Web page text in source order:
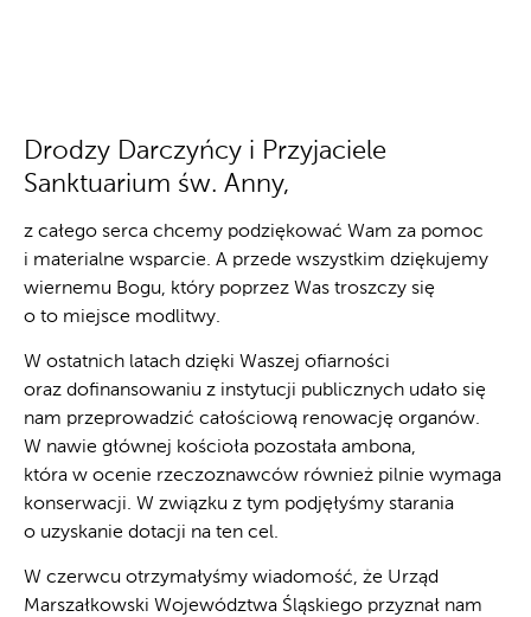
Drodzy Darczyńcy i Przyjaciele
Sanktuarium św. Anny,
z całego serca chcemy podziękować Wam za pomoc
i materialne wsparcie. A przede wszystkim dziękujemy
wiernemu Bogu, który poprzez Was troszczy się
o to miejsce modlitwy.
W ostatnich latach dzięki Waszej ofiarności
oraz dofinansowaniu z instytucji publicznych udało się
nam przeprowadzić całościową renowację organów.
W nawie głównej kościoła pozostała ambona,
która w ocenie rzeczoznawców również pilnie wymaga
konserwacji. W związku z tym podjęłyśmy starania
o uzyskanie dotacji na ten cel.
W czerwcu otrzymałyśmy wiadomość, że Urząd
Marszałkowski Województwa Śląskiego przyznał nam